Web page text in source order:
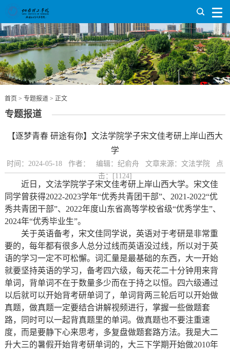
首页 >专题报道 > 正文
专题报道
【逐梦青春 研途有你】文法学院学子宋文佳考研上岸山西大
学
时间：2024-05-18 作者： 编辑：纪俞舟 文章来源：文法学院 点
击：[1124]
近日，文法学院学子宋文佳考研上岸山西大学。宋文佳
同学曾获得2022-2023学年“优秀共青团干部”、2021-2022“优
秀共青团干部”、2022年度山东省高等学校省级“优秀学生”、
2024年“优秀毕业生”。
关于英语备考，宋文佳同学说，英语对于考研是非常重
要的，每年都有很多人总分过线而英语没过线，所以对于英
语的学习一定不可松懈。词汇量是最基础的东西，大一开始
就要坚持英语的学习，备考四六级，每天花二十分钟用来背
单词，背单词不在于数量多少而在于持之以恒。四六级通过
以后就可以开始背考研单词了，单词背两三轮后可以开始做
真题，做真题一定要结合讲解视频进行，掌握一些做题套
路，同时可以一起背真题里的单词。做真题也不要注重速
度，而是要静下心来思考，多复盘做题套路方法。我是大二
升大三的暑假开始背考研单词的，大三下学期开始做2010年